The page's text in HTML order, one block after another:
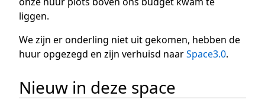
liggen.
We zijn er onderling niet uit gekomen, hebben de
huur opgezegd en zijn verhuisd naarSpace3.0.
Nieuw in deze space